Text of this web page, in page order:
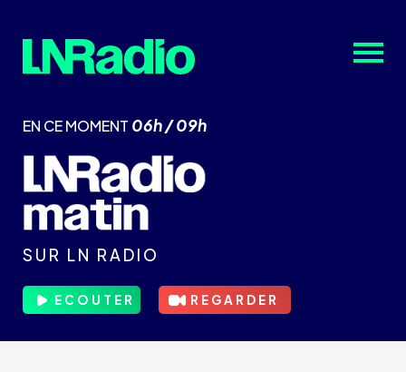
EN CE MOMENT 06h / 09h
SUR LN RADIO
ECOUTER REGARDER